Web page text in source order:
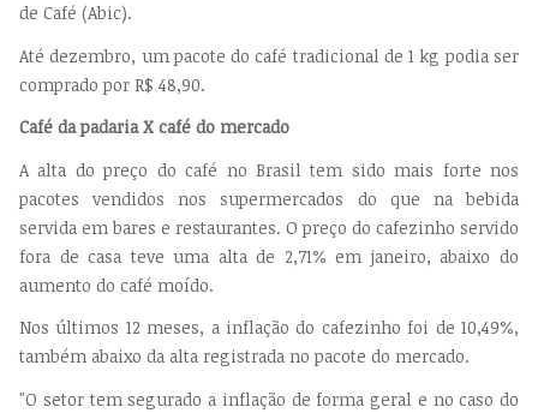
de Café (Abic).
Até dezembro, um pacote do café tradicional de 1 kg podia ser
comprado por R$ 48,90.
Café da padaria X café do mercado
A alta do preço do café no Brasil tem sido mais forte nos
pacotes vendidos nos supermercados do que na bebida
servida em bares e restaurantes. O preço do cafezinho servido
fora de casa teve uma alta de 2,71% em janeiro, abaixo do
aumento do café moído.
Nos últimos 12 meses, a inflação do cafezinho foi de 10,49%,
também abaixo da alta registrada no pacote do mercado.
"O setor tem segurado a inflação de forma geral e no caso do